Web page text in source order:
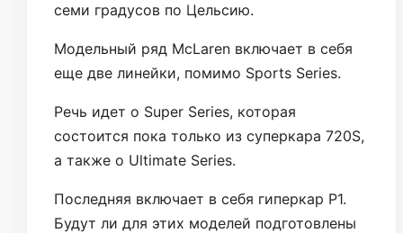
семи градусов по Цельсию.
Модельный ряд McLaren включает в себя
еще две линейки, помимо Sports Series.
Речь идет о Super Series, которая
состоится пока только из суперкара 720S,
а также о Ultimate Series.
Последняя включает в себя гиперкар P1.
Будут ли для этих моделей подготовлены